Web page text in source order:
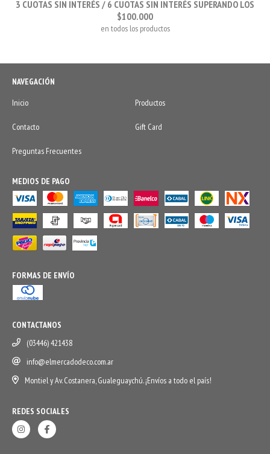
3 CUOTAS SIN INTERÉS / 6 CUOTAS SIN INTERÉS SUPERANDO LOS
$100.000
en todos los productos
NAVEGACIÓN
Inicio
Productos
Contacto Gift Card
Preguntas Frecuentes
MEDIOS DE PAGO
FORMAS DE ENVÍO
CONTACTANOS
(03446) 421438
info@elmercadodeco.com.ar
Montiel y Av. Costanera, Gualeguaychú. ¡Envíos a todo el país!
REDES SOCIALES